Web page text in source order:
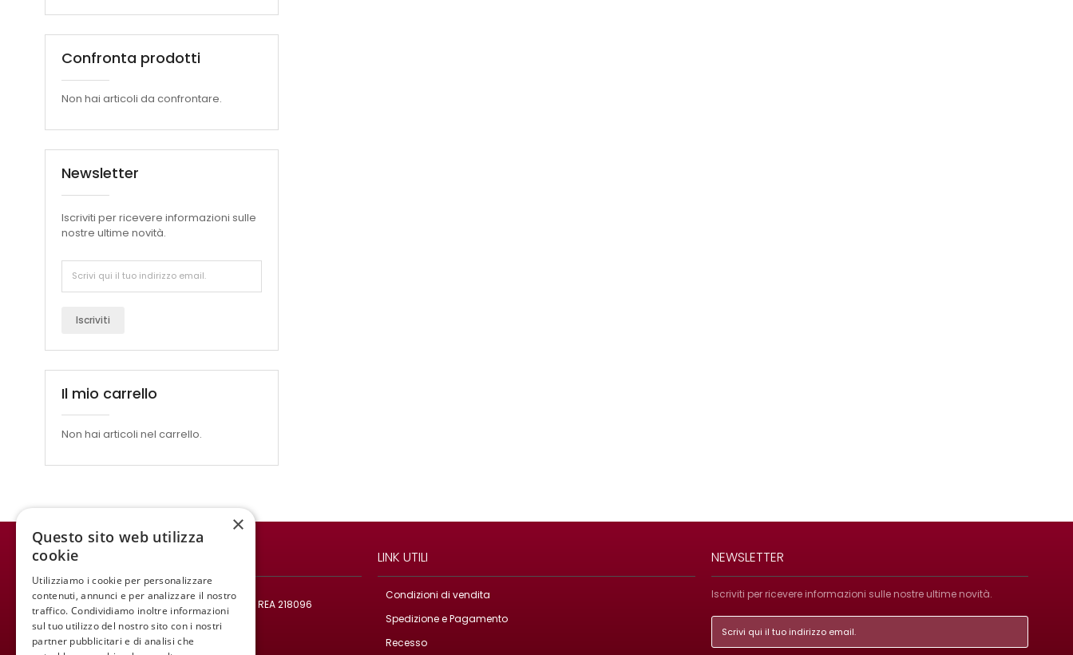
Confronta prodotti
Non hai articoli da confrontare.
Newsletter
Iscriviti per ricevere informazioni sulle
nostre ultime novità.
Iscriviti
Il mio carrello
Non hai articoli nel carrello.
WINE MEETING ER
© 2021 All rights reserved.
Codice fiscale e Partita IVA: 02008890382 - REA 218096
Mail:
infowinemeetinger@gmail.com
Tel:
+39 340 413 8251
LINK UTILI
Condizioni di vendita
Spedizione e Pagamento
Recesso
NEWSLETTER
Iscriviti per ricevere informazioni sulle nostre ultime novità.
×
Questo sito web utilizza
cookie
Utilizziamo i cookie per personalizzare
contenuti, annunci e per analizzare il nostro
traffico. Condividiamo inoltre informazioni
sul tuo utilizzo del nostro sito con i nostri
partner pubblicitari e di analisi che